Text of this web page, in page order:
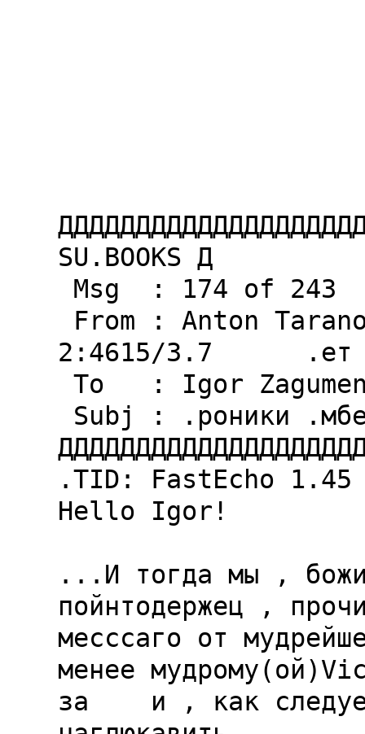
SU.BOOKS Д
2:4615/3.7      .ет
.TID: FastEcho 1.45
Hello Igor!
...И тогда мы ,
пойнтодержец ,
месссаго от
менее
за
и , как